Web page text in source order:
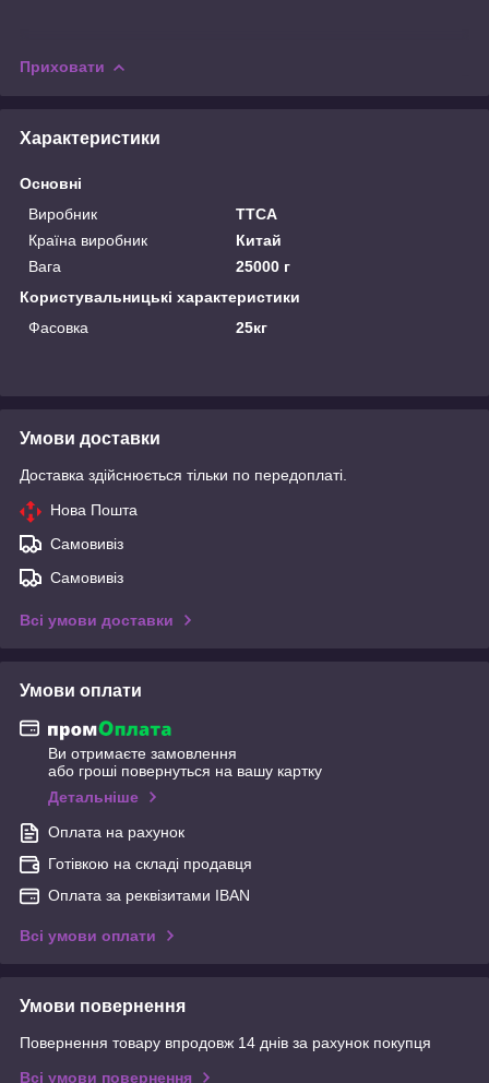
Приховати
Характеристики
Основні
Виробник
TTCA
Країна виробник
Китай
Вага
25000 г
Користувальницькі характеристики
Фасовка
25кг
Умови доставки
Доставка здійснюється тільки по передоплаті.
Нова Пошта
Самовивіз
Самовивіз
Всі умови доставки
Умови оплати
Ви отримаєте замовлення
або гроші повернуться на вашу картку
Детальніше
Оплата на рахунок
Готівкою на складі продавця
Оплата за реквізитами IBAN
Всі умови оплати
Умови повернення
Повернення товару впродовж 14 днів за рахунок покупця
Всі умови повернення